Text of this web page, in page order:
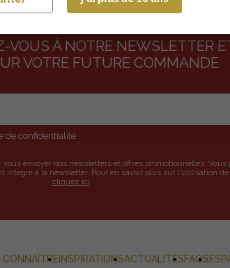
VOUS À NOTRE NEWSLETTER
VOTRE FUTURE COMMANDE
de confidentialité
envoyer nos newsletters et offres promotionnelles. Vous
à la newsletter. Pour en savoir plus sur l'utilisation de
cliquez ici
CONNAÎTRE INSPIRATIONSACTUALITÉSFAQS